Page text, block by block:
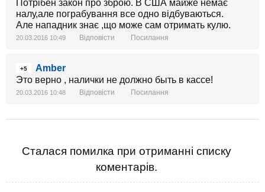
Потрібен закон про зброю. В США майже немає
налу,але пограбування все одно відбуваються.
Але нападник знає ,що може сам отримать кулю.
20.03.2016 10:49 Відповісти Посилання
+5
Amber
Это верно , налички не должно быть в кассе!
20.03.2016 10:48 Відповісти Посилання
Сталася помилка при отриманні списку
коментарів.